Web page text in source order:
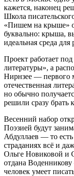
кажется, наконец
Школа
«Пишем на крыше»
буквально: крыша,
идеальная среда
Проект работает
литературы», а
Нирнзее — первого
отечественная
но обычно
решили сразу брать
Весенний набор
Поэзией будут
Абдуллаев — то
страданиях всё и
Ольге Новиковой и
отдана
человек умеет